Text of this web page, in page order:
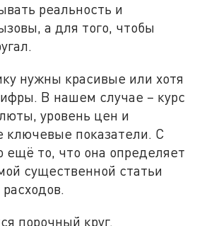
реальность и
а для того, чтобы
нужны красивые или хотя
В нашем случае – курс
уровень цен и
ключевые показатели. С
ещё то, что она определяет
существенной статьи
порочный круг.